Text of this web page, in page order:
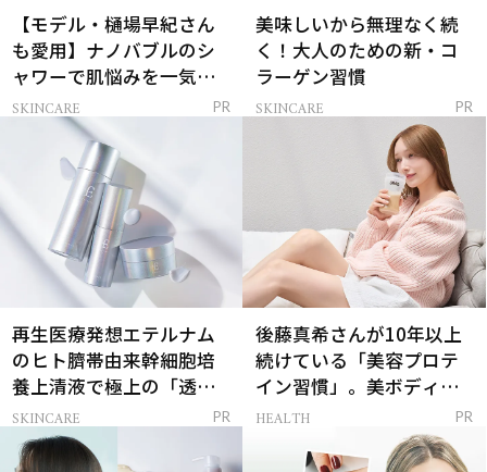
【モデル・樋場早紀さん
も愛用】ナノバブルのシ
ャワーで肌悩みを一気に
解決
SKINCARE PR
美味しいから無理なく続
く！大人のための新・コ
ラーゲン習慣
SKINCARE PR
再生医療発想エテルナム
のヒト臍帯由来幹細胞培
養上清液で極上の「透明
感ハリ肌」へ
SKINCARE PR
後藤真希さんが10年以上
続けている「美容プロテ
イン習慣」。美ボディを
支える朝ルーティンと
HEALTH PR